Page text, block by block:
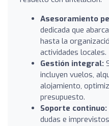
Asesoramiento
dedicada que
hasta la
actividades locales.
Gestión integral:
incluyen vuelos,
alojamiento,
presupuesto.
Soporte continuo:
dudas e